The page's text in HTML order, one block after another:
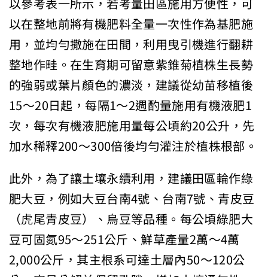
以在整地前將有機肥料全量一次性作為基肥施
用，並均勻撒施在田間，利用曳引機進行翻耕
整地作畦。在生育期可留意紫錐菊植株生長勢
的強弱或葉片顏色的濃淡，建議從幼苗移植後
15～20日起，每隔1～2週酌量施用有機液肥1
次，每次有機液肥施用量每公頃約20公升，先
加水稀釋200～300倍後均勻灌注於植株根部。
此外，為了讓土壤永續利用，建議田區輪作綠
肥大豆，例如大豆台南4號、台南7號、青皮豆
（虎尾青皮豆）、烏豆等品種。每公頃綠肥大
豆可固氮95～251公斤、鮮草產量2萬～4萬
2,000公斤，其主根系可達土層內50～120公